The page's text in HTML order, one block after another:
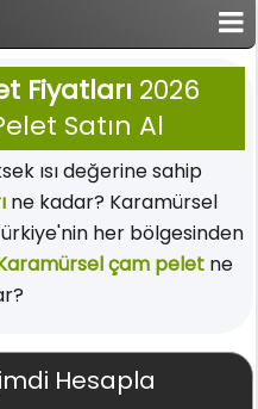
Fiyatları 2026
Satın Al
ısı değerine sahip
ne kadar? Karamürsel
her bölgesinden
çam pelet ne
Hesapla